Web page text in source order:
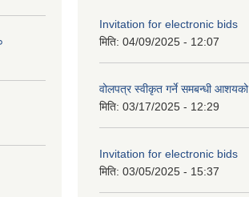
Invitation for electronic bids
मिति: 04/09/2025 - 12:07
वोलपत्र स्वीकृत गर्ने समबन्धी
मिति: 03/17/2025 - 12:29
Invitation for electronic bids
मिति: 03/05/2025 - 15:37